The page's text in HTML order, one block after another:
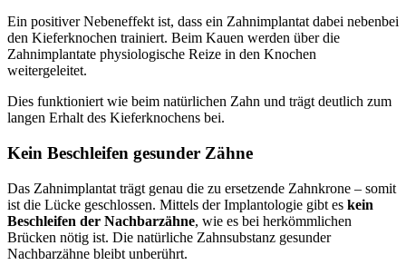
Ein positiver Nebeneffekt ist, dass ein Zahnimplantat dabei nebenbei
den Kieferknochen trainiert. Beim Kauen werden über die
Zahnimplantate physiologische Reize in den Knochen
weitergeleitet.
Dies funktioniert wie beim natürlichen Zahn und trägt deutlich zum
langen Erhalt des Kieferknochens bei.
Kein Beschleifen gesunder Zähne
Das Zahnimplantat trägt genau die zu ersetzende Zahnkrone – somit
ist die Lücke geschlossen. Mittels der Implantologie gibt es kein
Beschleifen der Nachbarzähne, wie es bei herkömmlichen
Brücken nötig ist. Die natürliche Zahnsubstanz gesunder
Nachbarzähne bleibt unberührt.